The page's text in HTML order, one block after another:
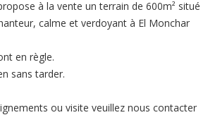
à la vente un terrain de 600m² situé
calme et verdoyant à El Monchar
en règle.
sans tarder.
ou visite veuillez nous contacter